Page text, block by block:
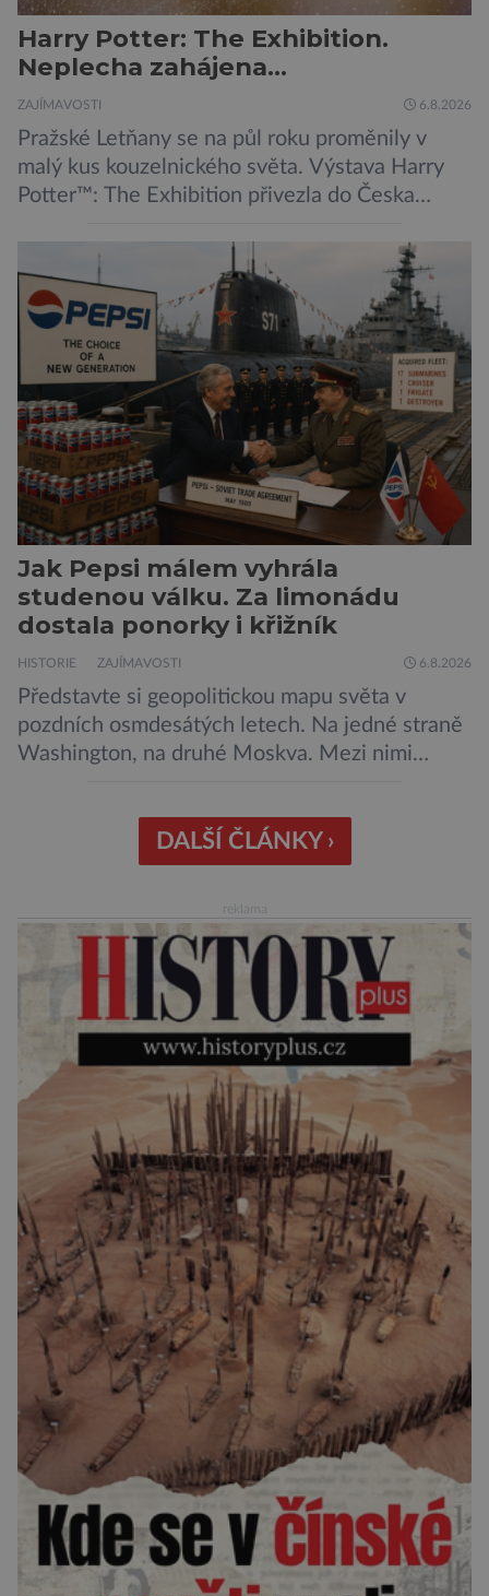
Harry Potter: The Exhibition.
Neplecha zahájena…
ZAJÍMAVOSTI 6.8.2026
Pražské Letňany se na půl roku proměnily v
malý kus kouzelnického světa. Výstava Harry
Potter™: The Exhibition přivezla do Česka
Bradavice, Hagridovu chýši i učebny, ve
kterých si můžete zkusit kouzla na vlastní kůži.
Nechte tedy mudlovské starosti přede dveřmi.
Neplecha byla zahájena. Dopis z Bradavic
možná stále nepřišel, ale […]
Jak Pepsi málem vyhrála
studenou válku. Za limonádu
dostala ponorky i křižník
HISTORIE ZAJÍMAVOSTI 6.8.2026
Představte si geopolitickou mapu světa v
pozdních osmdesátých letech. Na jedné straně
Washington, na druhé Moskva. Mezi nimi
vojáků v permanentní pohotovosti. A pak je tu
Donald Kendall, generální ředitel společnosti
admirálem flotily, jež čítá sedmnáct […]
DALŠÍ ČLÁNKY ›